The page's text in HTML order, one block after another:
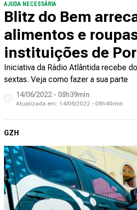
AJUDA NECESSÁRIA
Blitz do Bem
alimentos e
instituições de
Iniciativa da Rádio Atlântida recebe
sextas. Veja como fazer a sua parte
14/06/2022 - 08h39min
Atualizada em: 14/06/2022 - 08h40min
GZH